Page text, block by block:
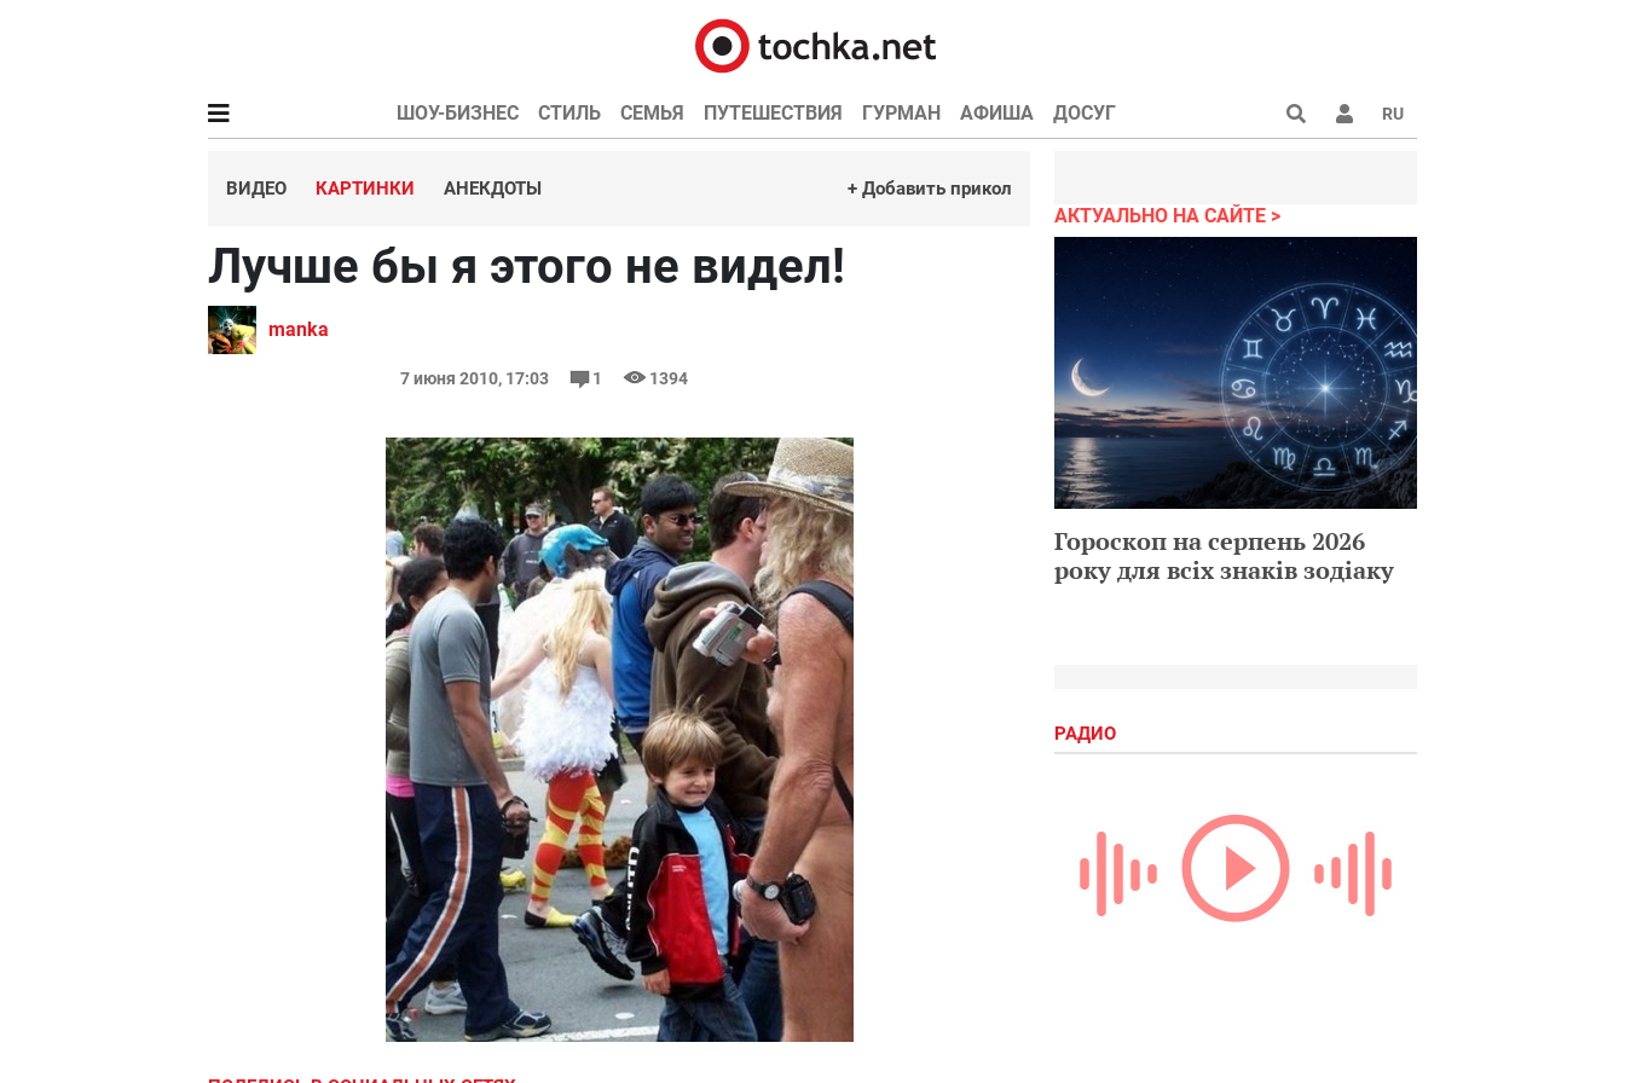
ШОУ-БИЗНЕС СТИЛЬ СЕМЬЯ ПУТЕШЕСТВИЯ ГУРМАН АФИША ДОСУГ RU
ВИДЕО КАРТИНКИ АНЕКДОТЫ + Добавить прикол
Лучше бы я этого не видел!
manka
7 июня 2010, 17:03 1 1394
АКТУАЛЬНО НА САЙТЕ
Гороскоп на серпень 2026
року для всіх знаків зодіаку
РАДИО